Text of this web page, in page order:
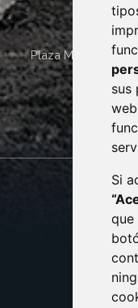
sus
Si
que
Plaza Mayor 4
·